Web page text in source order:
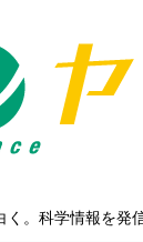
。科学情報を発